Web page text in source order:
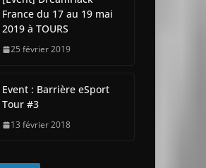
France du 17 au 19 mai
2019 à TOURS
25 février 2019
Event : Barrière eSport
Tour #3
13 février 2018